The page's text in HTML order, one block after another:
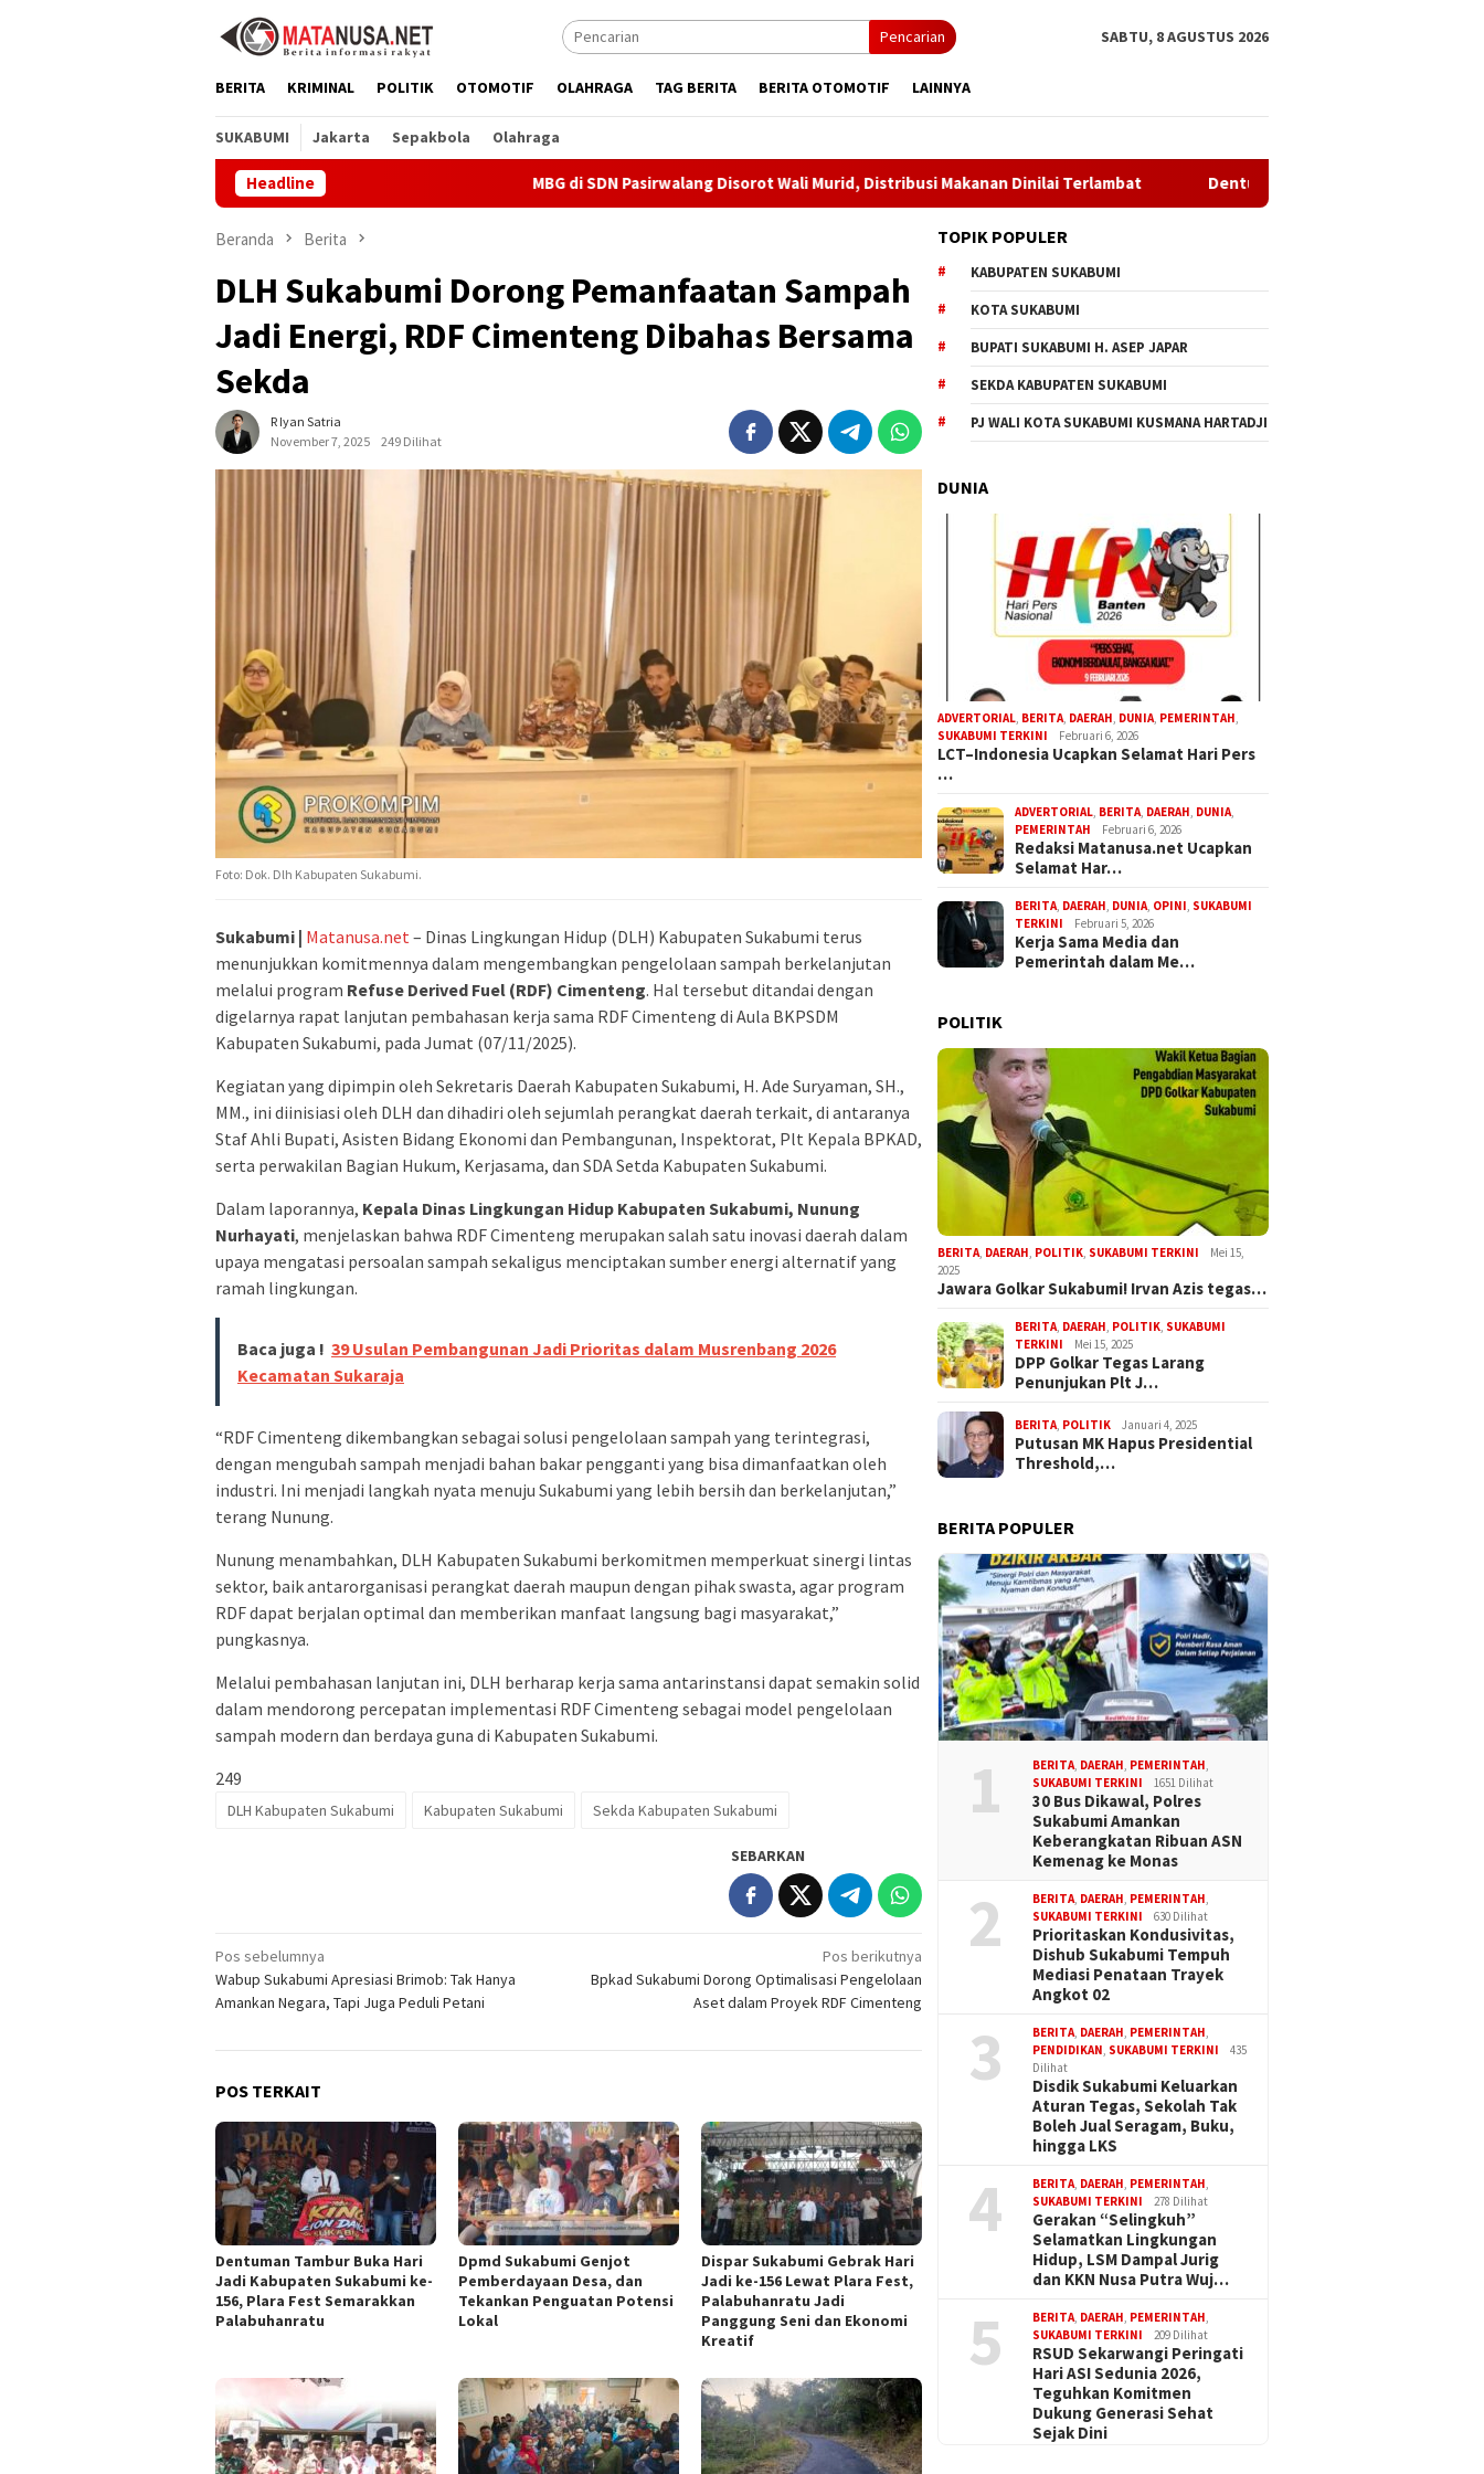
Pencarian SABTU, 8 AGUSTUS 2026
BERITA KRIMINAL POLITIK OTOMOTIF OLAHRAGA TAG BERITA BERITA OTOMOTIF LAINNYA
SUKABUMI Jakarta Sepakbola Olahraga
Headline MBG di SDN Pasirwalang Disorot Wali Murid, Distribusi Makanan Dinilai Terlambat Dentuman Tambur Buka Hari Jadi Kabupaten
Beranda Berita
DLH Sukabumi Dorong Pemanfaatan Sampah
Jadi Energi, RDF Cimenteng Dibahas Bersama
Sekda
R Iyan Satria
November 7, 2025
249 Dilihat
Foto: Dok. Dlh Kabupaten Sukabumi.
Sukabumi | Matanusa.net– Dinas Lingkungan Hidup (DLH) Kabupaten Sukabumi terus
menunjukkan komitmennya dalam mengembangkan pengelolaan sampah berkelanjutan
melalui program Refuse Derived Fuel (RDF) Cimenteng. Hal tersebut ditandai dengan
digelarnya rapat lanjutan pembahasan kerja sama RDF Cimenteng di Aula BKPSDM
Kabupaten Sukabumi, pada Jumat (07/11/2025).
Kegiatan yang dipimpin oleh Sekretaris Daerah Kabupaten Sukabumi, H. Ade Suryaman, SH.,
MM., ini diinisiasi oleh DLH dan dihadiri oleh sejumlah perangkat daerah terkait, di antaranya
Staf Ahli Bupati, Asisten Bidang Ekonomi dan Pembangunan, Inspektorat, Plt Kepala BPKAD,
serta perwakilan Bagian Hukum, Kerjasama, dan SDA Setda Kabupaten Sukabumi.
Dalam laporannya, Kepala Dinas Lingkungan Hidup Kabupaten Sukabumi, Nunung
Nurhayati, menjelaskan bahwa RDF Cimenteng merupakan salah satu inovasi daerah dalam
upaya mengatasi persoalan sampah sekaligus menciptakan sumber energi alternatif yang
ramah lingkungan.
Baca juga ! 39 Usulan Pembangunan Jadi Prioritas dalam Musrenbang 2026
Kecamatan Sukaraja
“RDF Cimenteng dikembangkan sebagai solusi pengelolaan sampah yang terintegrasi,
dengan mengubah sampah menjadi bahan bakar pengganti yang bisa dimanfaatkan oleh
industri. Ini menjadi langkah nyata menuju Sukabumi yang lebih bersih dan berkelanjutan,”
terang Nunung.
Nunung menambahkan, DLH Kabupaten Sukabumi berkomitmen memperkuat sinergi lintas
sektor, baik antarorganisasi perangkat daerah maupun dengan pihak swasta, agar program
RDF dapat berjalan optimal dan memberikan manfaat langsung bagi masyarakat,”
pungkasnya.
Melalui pembahasan lanjutan ini, DLH berharap kerja sama antarinstansi dapat semakin solid
dalam mendorong percepatan implementasi RDF Cimenteng sebagai model pengelolaan
sampah modern dan berdaya guna di Kabupaten Sukabumi.
249
DLH Kabupaten Sukabumi Kabupaten Sukabumi Sekda Kabupaten Sukabumi
SEBARKAN
Navigasi
pos
Pos sebelumnya
Wabup Sukabumi Apresiasi Brimob: Tak Hanya
Amankan Negara, Tapi Juga Peduli Petani
Pos berikutnya
Bpkad Sukabumi Dorong Optimalisasi Pengelolaan
Aset dalam Proyek RDF Cimenteng
POS TERKAIT
Dentuman Tambur Buka Hari
Jadi Kabupaten Sukabumi ke-
156, Plara Fest Semarakkan
Palabuhanratu
Dpmd Sukabumi Genjot
Pemberdayaan Desa, dan
Tekankan Penguatan Potensi
Lokal
Dispar Sukabumi Gebrak Hari
Jadi ke-156 Lewat Plara Fest,
Palabuhanratu Jadi
Panggung Seni dan Ekonomi
Kreatif
TOPIK POPULER
KABUPATEN SUKABUMI
KOTA SUKABUMI
BUPATI SUKABUMI H. ASEP JAPAR
SEKDA KABUPATEN SUKABUMI
PJ WALI KOTA SUKABUMI KUSMANA HARTADJI
DUNIA
ADVERTORIAL BERITA DAERAH DUNIA PEMERINTAH
SUKABUMI TERKINI
Februari 6, 2026
LCT–Indonesia Ucapkan Selamat Hari Pers
…
ADVERTORIAL BERITA DAERAH DUNIA
PEMERINTAH
Februari 6, 2026
Redaksi Matanusa.net Ucapkan
Selamat Har…
BERITA DAERAH DUNIA OPINI SUKABUMI
TERKINI
Februari 5, 2026
Kerja Sama Media dan
Pemerintah dalam Me…
POLITIK
BERITA DAERAH POLITIK SUKABUMI TERKINI
Mei 15,
2025
Jawara Golkar Sukabumi! Irvan Azis tegas…
BERITA DAERAH POLITIK SUKABUMI
TERKINI
Mei 15, 2025
DPP Golkar Tegas Larang
Penunjukan Plt J…
BERITA POLITIK Januari 4, 2025
Putusan MK Hapus Presidential
Threshold,…
BERITA POPULER
1 BERITA, DAERAH, PEMERINTAH,
SUKABUMI TERKINI
1651 Dilihat
30 Bus Dikawal, Polres
Sukabumi Amankan
Keberangkatan Ribuan ASN
Kemenag ke Monas
2 BERITA, DAERAH, PEMERINTAH,
SUKABUMI TERKINI
630 Dilihat
Prioritaskan Kondusivitas,
Dishub Sukabumi Tempuh
Mediasi Penataan Trayek
Angkot 02
3 BERITA, DAERAH, PEMERINTAH,
PENDIDIKAN, SUKABUMI TERKINI
435
Dilihat
Disdik Sukabumi Keluarkan
Aturan Tegas, Sekolah Tak
Boleh Jual Seragam, Buku,
hingga LKS
4 BERITA, DAERAH, PEMERINTAH,
SUKABUMI TERKINI
278 Dilihat
Gerakan “Selingkuh”
Selamatkan Lingkungan
Hidup, LSM Dampal Jurig
dan KKN Nusa Putra Wuj…
5 BERITA, DAERAH, PEMERINTAH,
SUKABUMI TERKINI
209 Dilihat
RSUD Sekarwangi Peringati
Hari ASI Sedunia 2026,
Teguhkan Komitmen
Dukung Generasi Sehat
Sejak Dini